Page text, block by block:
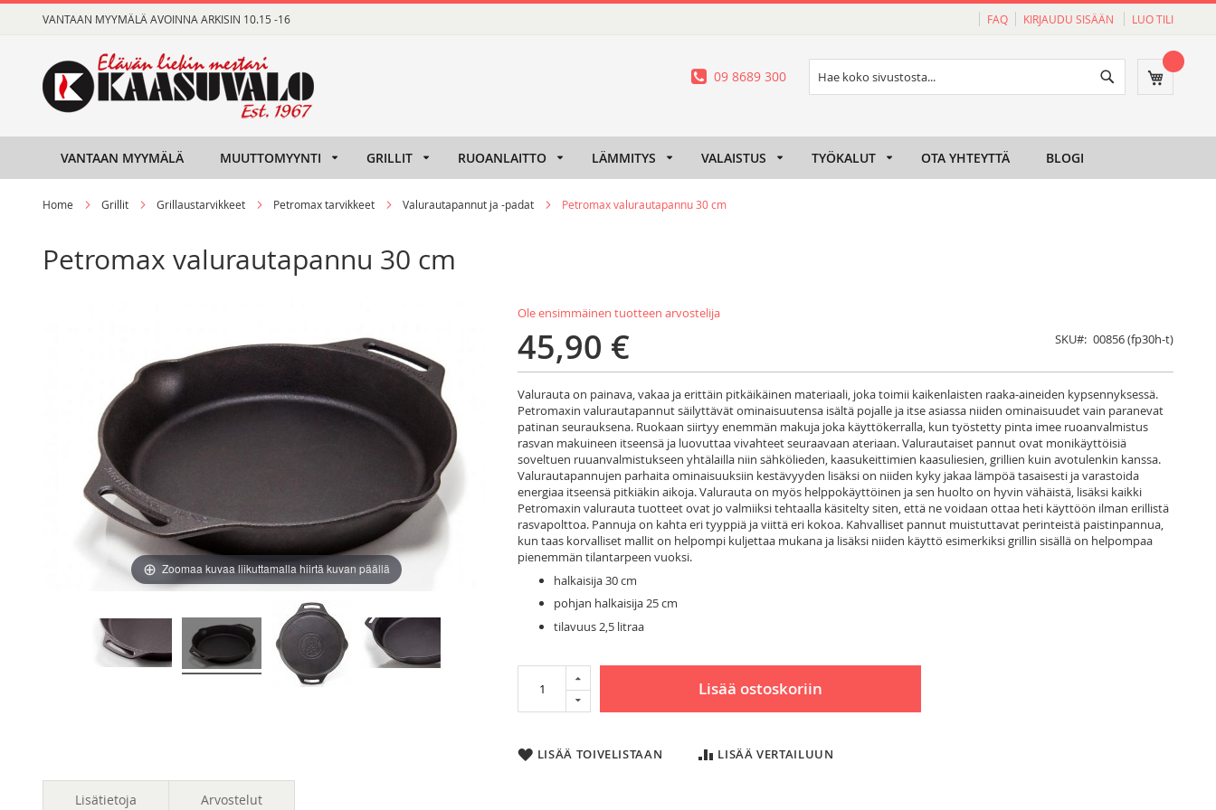
to
VANTAAN MYYMÄLÄ AVOINNA ARKISIN 10.15 -16 FAQ KIRJAUDU SISÄÄN LUO TILI
Ostoskori
Haku
09 8689 300
VANTAAN MYYMÄLÄ MUUTTOMYYNTI GRILLIT RUOANLAITTO LÄMMITYS VALAISTUS TYÖKALUT OTA YHTEYTTÄ BLOGI
Home Grillit Grillaustarvikkeet Petromax tarvikkeet Valurautapannut ja -padat Petromax valurautapannu 30 cm
Petromax valurautapannu 30 cm
Ole ensimmäinen tuotteen arvostelija
45,90 € SKU 00856 (fp30h-t)
Valurauta on painava, vakaa ja erittäin pitkäikäinen materiaali, joka toimii kaikenlaisten raaka‐aineiden kypsennyksessä.
Petromaxin valurautapannut säilyttävät ominaisuutensa isältä pojalle ja itse asiassa niiden ominaisuudet vain paranevat
patinan seurauksena. Ruokaan siirtyy enemmän makuja joka käyttökerralla, kun työstetty pinta imee ruoanvalmistus
rasvan makuineen itseensä ja luovuttaa vivahteet seuraavaan ateriaan. Valurautaiset pannut ovat monikäyttöisiä
soveltuen ruuanvalmistukseen yhtälailla niin sähkölieden, kaasukeittimien kaasuliesien, grillien kuin avotulenkin kanssa.
Valurautapannujen parhaita ominaisuuksiin kestävyyden lisäksi on niiden kyky jakaa lämpöä tasaisesti ja varastoida
energiaa itseensä pitkiäkin aikoja. Valurauta on myös helppokäyttöinen ja sen huolto on hyvin vähäistä, lisäksi kaikki
Petromaxin valurauta tuotteet ovat jo valmiiksi tehtaalla käsitelty siten, että ne voidaan ottaa heti käyttöön ilman erillistä
rasvapolttoa. Pannuja on kahta eri tyyppiä ja viittä eri kokoa. Kahvalliset pannut muistuttavat perinteistä paistinpannua,
kun taas korvalliset mallit on helpompi kuljettaa mukana ja lisäksi niiden käyttö esimerkiksi grillin sisällä on helpompaa
pienemmän tilantarpeen vuoksi.
halkaisija 30 cm
pohjan halkaisija 25 cm
tilavuus 2,5 litraa
Lisää ostoskoriin
LISÄÄ TOIVELISTAAN LISÄÄ VERTAILUUN
Zoomaa kuvaa liikuttamalla hiirtä kuvan päällä
Lisätietoja Arvostelut